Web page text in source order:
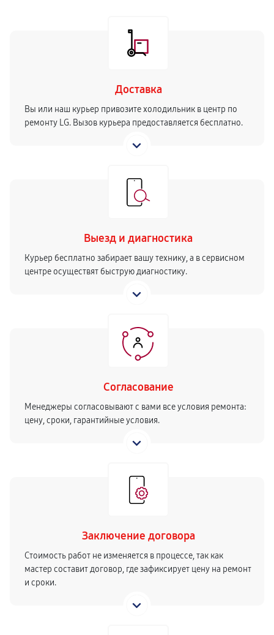
Доставка
Вы или наш курьер привозите холодильник в центр по
ремонту LG. Вызов курьера предоставляется бесплатно.
Выезд и диагностика
Курьер бесплатно забирает вашу технику, а в сервисном
центре осуществят быструю диагностику.
Согласование
Менеджеры согласовывают с вами все условия ремонта:
цену, сроки, гарантийные условия.
Заключение договора
Стоимость работ не изменяется в процессе, так как
мастер составит договор, где зафиксирует цену на ремонт
и сроки.